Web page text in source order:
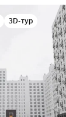
3D-тур